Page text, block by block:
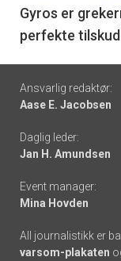
6
Gyros er
perfekte
Footer
-
links
Ansvarlig redaktør:
Aase E. Jacobsen
Daglig leder:
Jan H. Amundsen
Event manager:
Mina Hovden
All journalistikk er
varsom-plakaten